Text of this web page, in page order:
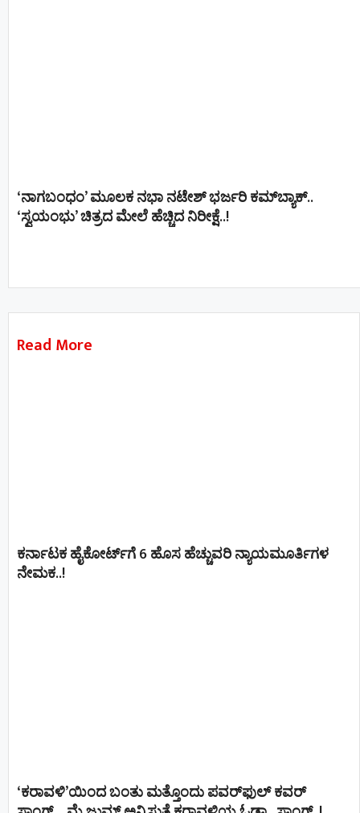
‘ನಾಗಬಂಧಂ’ ಮೂಲಕ ನಭಾ ನಟೇಶ್ ಭರ್ಜರಿ ಕಮ್‌ಬ್ಯಾಕ್..
‘ಸ್ವಯಂಭು’ ಚಿತ್ರದ ಮೇಲೆ ಹೆಚ್ಚಿದ ನಿರೀಕ್ಷೆ..!
Read More
ಕರ್ನಾಟಕ ಹೈಕೋರ್ಟ್‌ಗೆ 6 ಹೊಸ ಹೆಚ್ಚುವರಿ ನ್ಯಾಯಮೂರ್ತಿಗಳ
ನೇಮಕ..!
‘ಕರಾವಳಿ’ಯಿಂದ ಬಂತು ಮತ್ತೊಂದು ಪವರ್‌ಫುಲ್ ಕವರ್